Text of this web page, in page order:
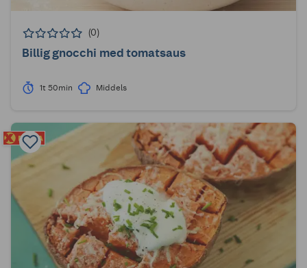
(0)
Billig gnocchi med tomatsaus
1t 50min Middels